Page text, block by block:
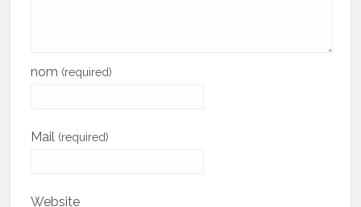
nom (required)
Mail (required)
Website